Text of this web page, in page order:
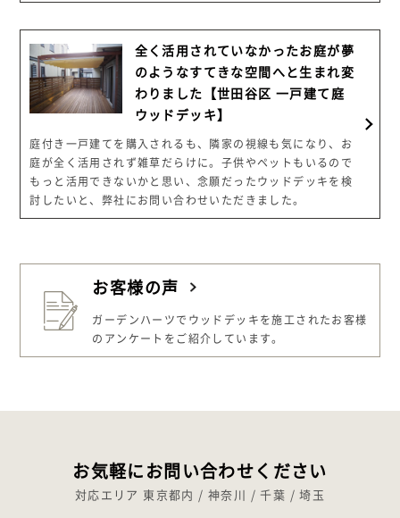
全く活用されていなかったお庭が夢
のようなすてきな空間へと生まれ変
わりました【世田谷区 一戸建て庭
ウッドデッキ】
庭付き一戸建てを購入されるも、隣家の視線も気になり、お
庭が全く活用されず雑草だらけに。子供やペットもいるので
もっと活用できないかと思い、念願だったウッドデッキを検
討したいと、弊社にお問い合わせいただきました。
お客様の声
ガーデンハーツでウッドデッキを施工されたお客様
のアンケートをご紹介しています。
お気軽にお問い合わせください
対応エリア 東京都内 / 神奈川 / 千葉 / 埼玉